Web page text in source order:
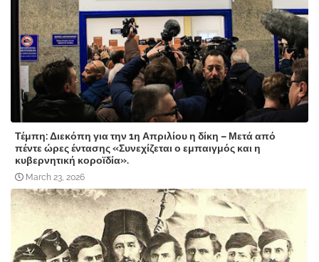
Τέμπη: Διεκόπη για την 1η Απριλίου η δίκη – Μετά από
πέντε ώρες έντασης «Συνεχίζεται ο εμπαιγμός και η
κυβερνητική κοροϊδία».
March 23, 2026